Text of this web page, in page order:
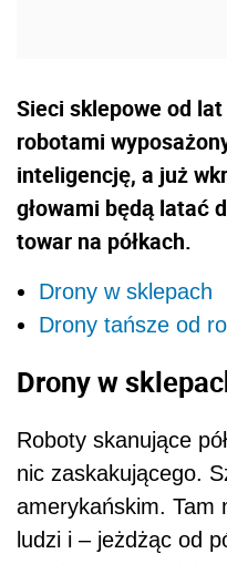
Sieci sklepowe od
robotami
inteligencję, a już
głowami będą latać
towar na półkach.
Drony w sklepach
Drony tańsze od
Drony w
Roboty skanujące
nic zaskakującego.
amerykańskim. Tam
ludzi i – jeżdżąc od